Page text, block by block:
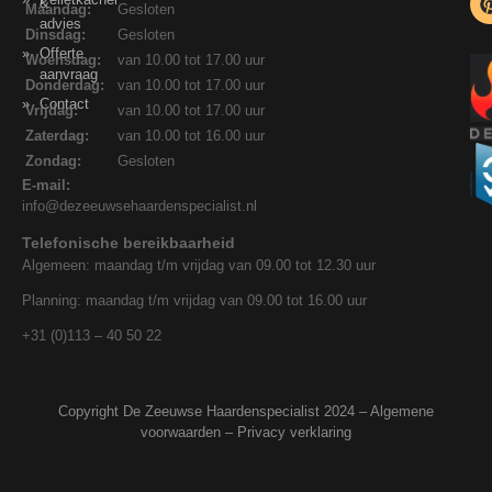
advies
Offerte
aanvraag
Contact
Maandag:
Gesloten
Dinsdag:
Gesloten
Woensdag:
van 10.00 tot 17.00 uur
Donderdag:
van 10.00 tot 17.00 uur
Vrijdag:
van 10.00 tot 17.00 uur
Zaterdag:
van 10.00 tot 16.00 uur
Zondag:
Gesloten
E-mail:
info@dezeeuwsehaardenspecialist.nl
Telefonische bereikbaarheid
Algemeen: maandag t/m vrijdag van 09.00 tot 12.30 uur
Planning: maandag t/m vrijdag van 09.00 tot 16.00 uur
+31 (0)113 – 40 50 22
Copyright De Zeeuwse Haardenspecialist 2024 – Algemene
voorwaarden – Privacy verklaring